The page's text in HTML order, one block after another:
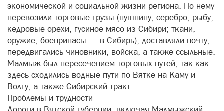
экономической и социальной жизни региона. По нему
перевозили торговые грузы (пушнину, серебро, рыбу,
кедровые орехи, гусиное мясо из Сибири; ткани,
оружие, боеприпасы — в Сибирь), доставляли почту,
передвигались чиновники, войска, а также ссыльные.
Малмыж был пересечением торговых путей, так как
здесь сходились водные пути по Вятке на Каму и
Волгу, а также Сибирский тракт.
Проблемы и трудности
Дороги в Вятской губернии, включая Малмыжский